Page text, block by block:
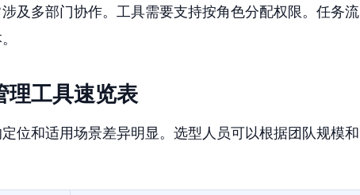
及多部门协作。工具需要支持按角色分配权限。任务流
理工具速览表
位和适用场景差异明显。选型人员可以根据团队规模和